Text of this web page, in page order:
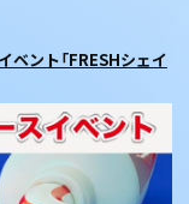
ベント「FRESHシェイ